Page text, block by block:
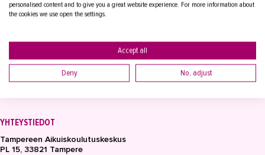
HAE OPISKELEMAAN
YHTEYSTIEDOT
Tampereen Aikuiskoulutuskeskus
PL 15, 33821 Tampere
personalised content and to give you a great website experience. For more information about
the cookies we use open the settings.
Accept all
Deny No, adjust